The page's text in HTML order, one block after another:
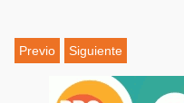
Previo Siguiente